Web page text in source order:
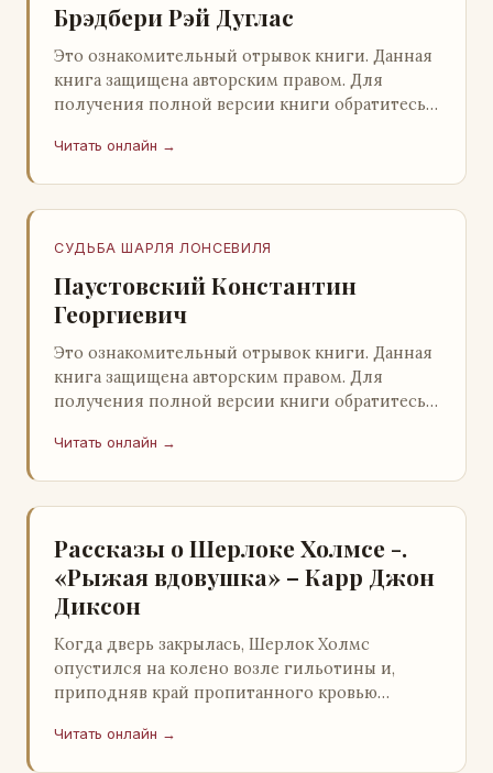
Брэдбери Рэй Дуглас
Это ознакомительный отрывок книги. Данная
книга защищена авторским правом. Для
получения полной версии книги обратитесь к
легального ко…
Читать онлайн →
СУДЬБА ШАРЛЯ ЛОНСЕВИЛЯ
Паустовский Константин
Георгиевич
Это ознакомительный отрывок книги. Данная
книга защищена авторским правом. Для
получения полной версии книги обратитесь к
легального ко…
Читать онлайн →
Рассказы о Шерлоке Холмсе -.
«Рыжая вдовушка» – Карр Джон
Диксон
Когда дверь закрылась, Шерлок Холмс
опустился на колено возле гильотины и,
приподняв край пропитанного кровью
скрывался под ним…
Читать онлайн →